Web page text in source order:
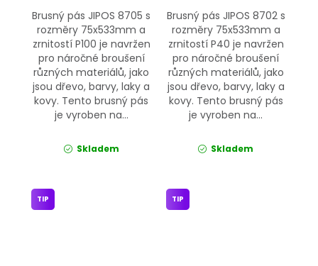
Brusný pás JIPOS 8705 s
rozměry 75x533mm a
zrnitostí P100 je navržen
pro náročné broušení
různých materiálů, jako
jsou dřevo, barvy, laky a
kovy. Tento brusný pás
je vyroben na...
Skladem
Brusný pás JIPOS 8702 s
rozměry 75x533mm a
zrnitostí P40 je navržen
pro náročné broušení
různých materiálů, jako
jsou dřevo, barvy, laky a
kovy. Tento brusný pás
je vyroben na...
Skladem
TIP TIP